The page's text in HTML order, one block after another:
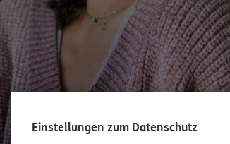
Einstellungen zum Datenschutz